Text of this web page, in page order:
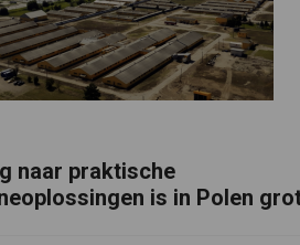
naar praktische
is in Polen